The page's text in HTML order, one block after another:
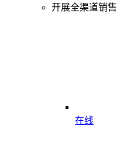
开展全渠道销售
在线